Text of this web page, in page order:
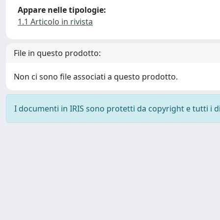
Appare nelle tipologie:
1.1 Articolo in rivista
File in questo prodotto:
Non ci sono file associati a questo prodotto.
I documenti in IRIS sono protetti da copyright e tutti i